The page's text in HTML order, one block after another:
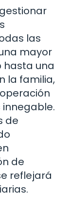
las
mayor
hasta una
la familia,
de
de
reflejará